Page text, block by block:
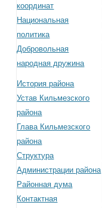
координат
Национальная
политика
Добровольная
народная дружина
История района
Устав Кильмезского
района
Глава Кильмезского
района
Структура
Администрации района
Районная дума
Контактная